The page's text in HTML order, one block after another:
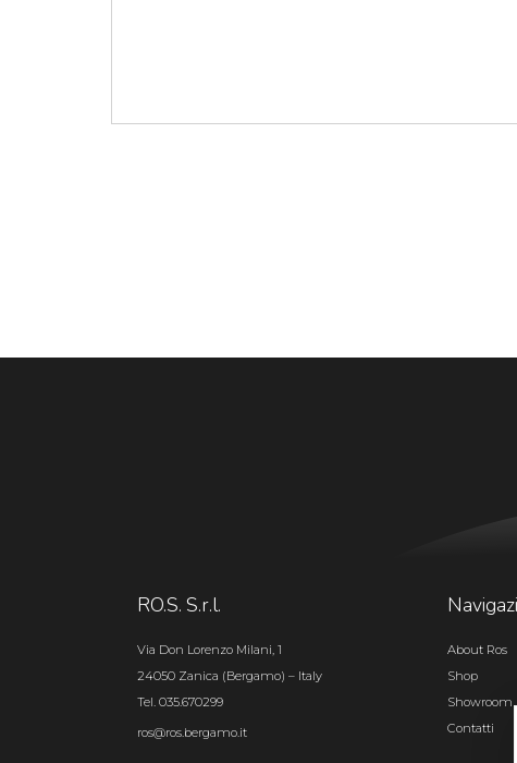
RO.S. S.r.l.
Via Don Lorenzo Milani, 1
24050 Zanica (Bergamo) – Italy
Tel. 035.670299
ros@ros.bergamo.it
About Ros
Shop
Showroom
Contatti